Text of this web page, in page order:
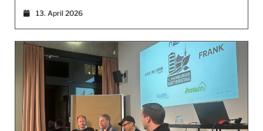
13. April 2026